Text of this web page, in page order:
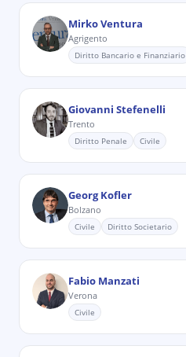
Mirko Ventura
Agrigento
Diritto Bancario e Finanziario
Giovanni Stefenelli
Trento
Diritto Penale Civile
Georg Kofler
Bolzano
Civile Diritto Societario
Fabio Manzati
Verona
Civile